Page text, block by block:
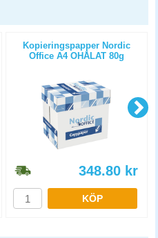
Kopieringspapper Nordic
Office A4 OHÅLAT 80g
348.80 kr
KÖP